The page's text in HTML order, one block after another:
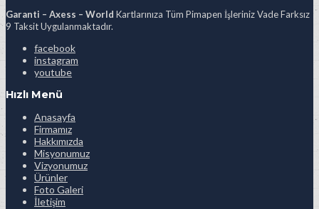
Garanti – Axess – World Kartlarınıza Tüm Pimapen İşleriniz Vade Farksız
9 Taksit Uygulanmaktadır.
facebook
instagram
youtube
Hızlı Menü
Anasayfa
Firmamız
Hakkımızda
Misyonumuz
Vizyonumuz
Ürünler
Foto Galeri
İletişim